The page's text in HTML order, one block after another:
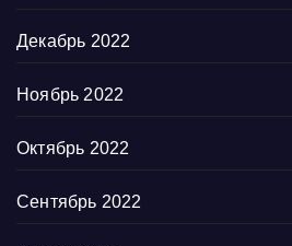
Декабрь 2022
Ноябрь 2022
Октябрь 2022
Сентябрь 2022